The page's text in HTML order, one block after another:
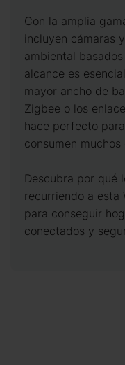
Con la amplia
incluyen cámaras
ambiental
alcance es
mayor ancho de
Zigbee o los
hace perfecto
consumen
Descubra por qué
recurriendo a esta
para conseguir
conectados y